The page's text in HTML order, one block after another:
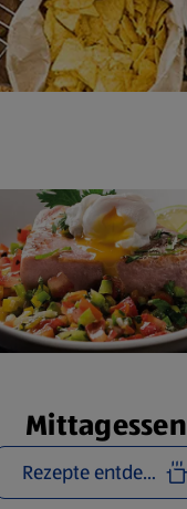
Mittagessen
Rezepte entdecken